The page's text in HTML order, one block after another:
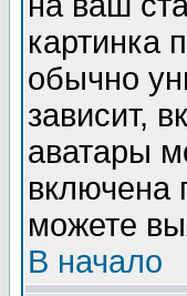
картинка
обычно
зависит,
аватары
включена
можете
В начало